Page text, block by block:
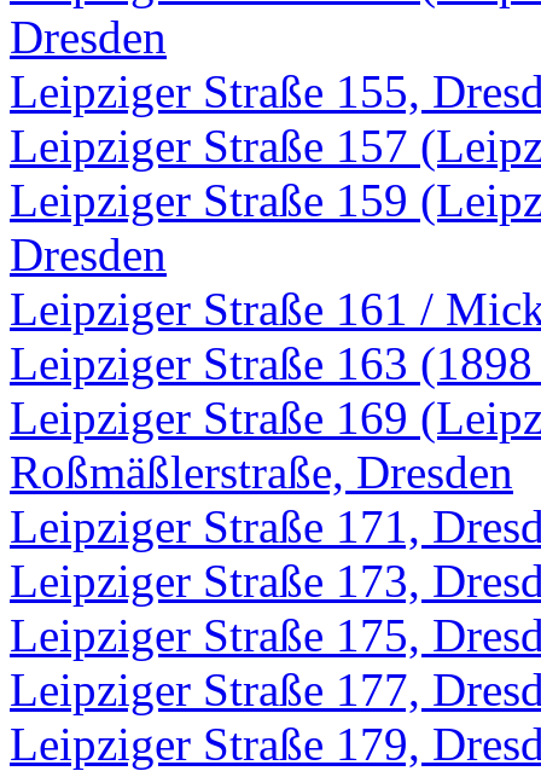
Dresden
Leipziger Straße 155,
Leipziger Straße 157
Leipziger Straße 159
Dresden
Leipziger Straße 161 /
Leipziger Straße 163
Leipziger Straße 169
Roßmäßlerstraße, Dresden
Leipziger Straße 171,
Leipziger Straße 173,
Leipziger Straße 175,
Leipziger Straße 177,
Leipziger Straße 179,